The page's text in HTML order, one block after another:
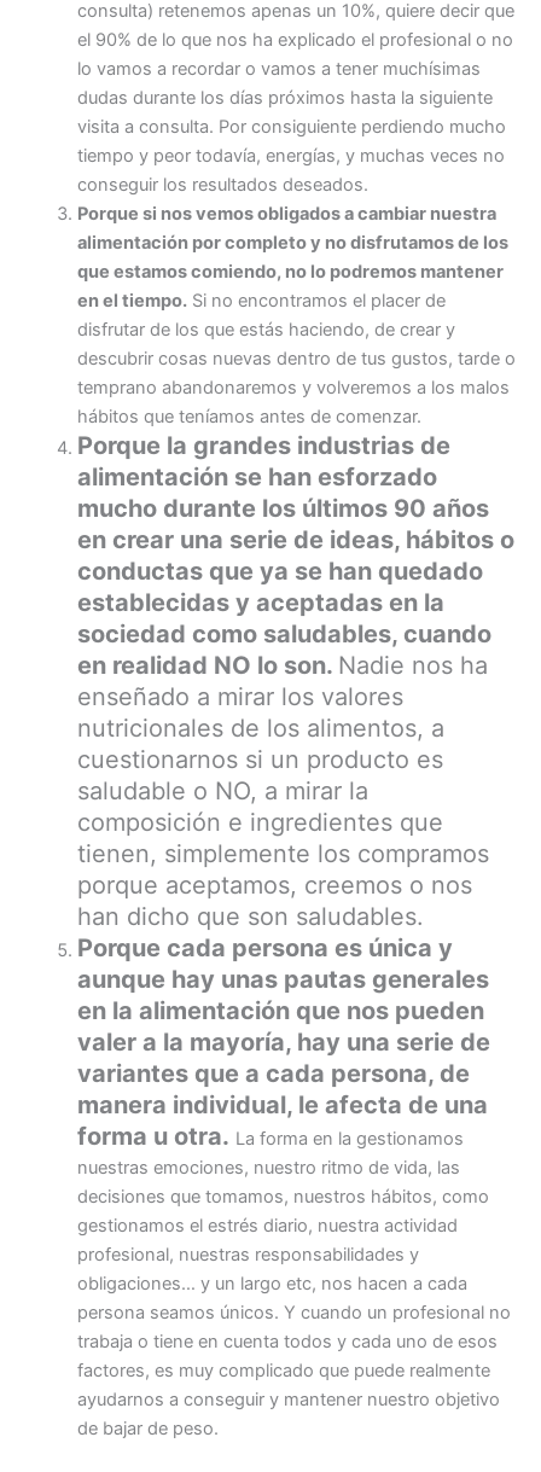
consulta) retenemos apenas un 10%, quiere decir que
el 90% de lo que nos ha explicado el profesional o no
lo vamos a recordar o vamos a tener muchísimas
dudas durante los días próximos hasta la siguiente
visita a consulta. Por consiguiente perdiendo mucho
tiempo y peor todavía, energías, y muchas veces no
conseguir los resultados deseados.
Porque si nos vemos obligados a cambiar nuestra
alimentación por completo y no disfrutamos de los
que estamos comiendo, no lo podremos mantener
en el tiempo.Si no encontramos el placer de
disfrutar de los que estás haciendo, de crear y
descubrir cosas nuevas dentro de tus gustos, tarde o
temprano abandonaremos y volveremos a los malos
hábitos que teníamos antes de comenzar.
Porque la grandes industrias de
alimentación se han esforzado
mucho durante los últimos 90 años
en crear una serie de ideas, hábitos o
conductas que ya se han quedado
establecidas y aceptadas en la
sociedad como saludables, cuando
en realidad NO lo son. Nadie nos ha
enseñado a mirar los valores
nutricionales de los alimentos, a
cuestionarnos si un producto es
saludable o NO, a mirar la
composición e ingredientes que
tienen, simplemente los compramos
porque aceptamos, creemos o nos
han dicho que son saludables.
Porque cada persona es única y
aunque hay unas pautas generales
en la alimentación que nos pueden
valer a la mayoría, hay una serie de
variantes que a cada persona, de
manera individual, le afecta de una
forma u otra. La forma en la gestionamos
nuestras emociones, nuestro ritmo de vida, las
decisiones que tomamos, nuestros hábitos, como
gestionamos el estrés diario, nuestra actividad
profesional, nuestras responsabilidades y
obligaciones… y un largo etc, nos hacen a cada
persona seamos únicos. Y cuando un profesional no
trabaja o tiene en cuenta todos y cada uno de esos
factores, es muy complicado que puede realmente
ayudarnos a conseguir y mantener nuestro objetivo
de bajar de peso.